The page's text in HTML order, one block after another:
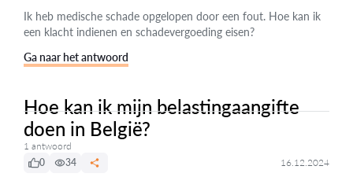
Ik heb medische schade opgelopen door een fout. Hoe kan ik
een klacht indienen en schadevergoeding eisen?
Ga naar het antwoord
Hoe kan ik mijn belastingaangifte
doen in België?
1 antwoord
0
34 16.12.2024